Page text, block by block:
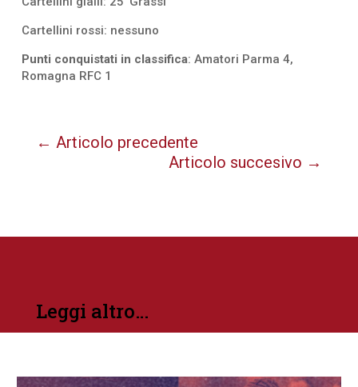
Cartellini rossi: nessuno
Punti conquistati in classifica: Amatori Parma 4,
Romagna RFC 1
← Articolo precedente
Articolo succesivo →
Leggi altro…